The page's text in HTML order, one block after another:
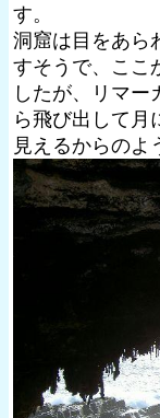
す。
洞窟は目をあら
すそうで、ここ
したが、リマー
ら飛び出して月
見えるからのよ